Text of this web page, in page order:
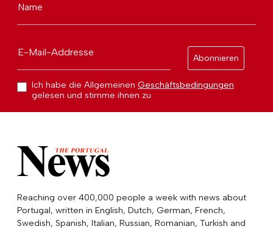
Name
E-Mail-Addresse
Abonnieren
Ich habe die Allgemeinen Geschäftsbedingungen
gelesen und stimme ihnen zu
Reaching over 400,000 people a week with news about
Portugal, written in English, Dutch, German, French,
Swedish, Spanish, Italian, Russian, Romanian, Turkish and